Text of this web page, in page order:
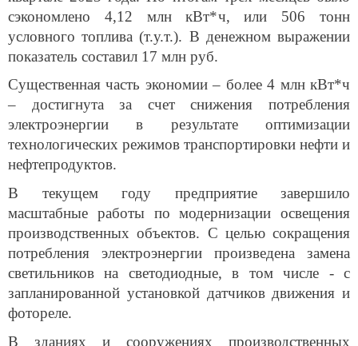
сэкономлено 4,12 млн кВт*ч, или 506 тонн
условного топлива (т.у.т.). В денежном выражении
показатель составил 17 млн руб.
Существенная часть экономии – более 4 млн кВт*ч
– достигнута за счет снижения потребления
электроэнергии в результате оптимизации
технологических режимов транспортировки нефти и
нефтепродуктов.
В текущем году предприятие завершило
масштабные работы по модернизации освещения
производственных объектов. С целью сокращения
потребления электроэнергии произведена замена
светильников на светодиодные, в том числе - с
запланированной установкой датчиков движения и
фотореле.
В зданиях и сооружениях производственных